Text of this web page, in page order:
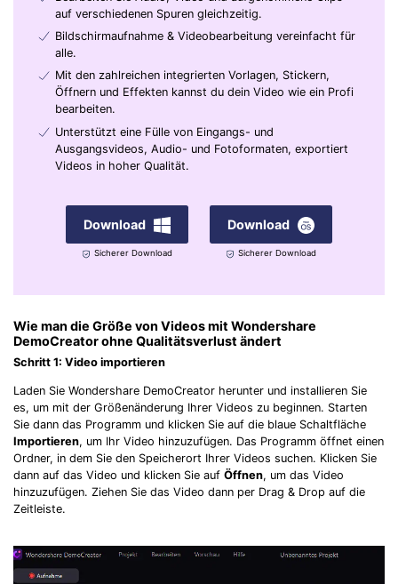
auf verschiedenen Spuren gleichzeitig.
Bildschirmaufnahme & Videobearbeitung vereinfacht für
alle.
Mit den zahlreichen integrierten Vorlagen, Stickern,
Öffnern und Effekten kannst du dein Video wie ein Profi
bearbeiten.
Unterstützt eine Fülle von Eingangs- und
Ausgangsvideos, Audio- und Fotoformaten, exportiert
Videos in hoher Qualität.
Download
Sicherer Download
Download
Sicherer Download
Wie man die Größe von Videos mit Wondershare
DemoCreator ohne Qualitätsverlust ändert
Schritt 1: Video importieren
Laden Sie Wondershare DemoCreator herunter und installieren Sie
es, um mit der Größenänderung Ihrer Videos zu beginnen. Starten
Sie dann das Programm und klicken Sie auf die blaue Schaltfläche
Importieren, um Ihr Video hinzuzufügen. Das Programm öffnet einen
Ordner, in dem Sie den Speicherort Ihrer Videos suchen. Klicken Sie
dann auf das Video und klicken Sie auf Öffnen, um das Video
hinzuzufügen. Ziehen Sie das Video dann per Drag & Drop auf die
Zeitleiste.